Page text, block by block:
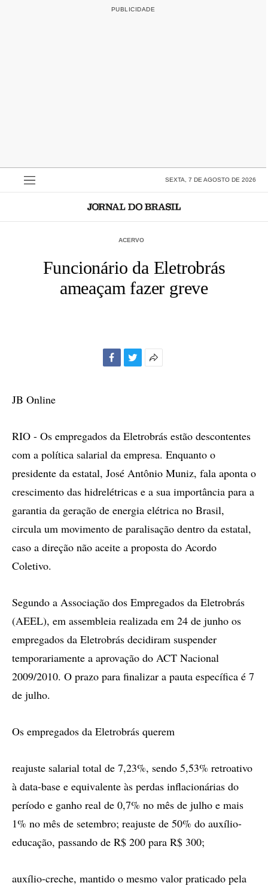
SEXTA, 7 DE AGOSTO DE 2026
ACERVO
Funcionário da Eletrobrás
ameaçam fazer greve
JB Online
RIO - Os empregados da Eletrobrás estão descontentes
com a política salarial da empresa. Enquanto o
presidente da estatal, José Antônio Muniz, fala aponta o
crescimento das hidrelétricas e a sua importância para a
garantia da geração de energia elétrica no Brasil,
circula um movimento de paralisação dentro da estatal,
caso a direção não aceite a proposta do Acordo
Coletivo.
Segundo a Associação dos Empregados da Eletrobrás
(AEEL), em assembleia realizada em 24 de junho os
empregados da Eletrobrás decidiram suspender
temporariamente a aprovação do ACT Nacional
2009/2010. O prazo para finalizar a pauta específica é 7
de julho.
Os empregados da Eletrobrás querem
reajuste salarial total de 7,23%, sendo 5,53% retroativo
à data-base e equivalente às perdas inflacionárias do
período e ganho real de 0,7% no mês de julho e mais
1% no mês de setembro; reajuste de 50% do auxílio-
educação, passando de R$ 200 para R$ 300;
auxílio-creche, mantido o mesmo valor praticado pela